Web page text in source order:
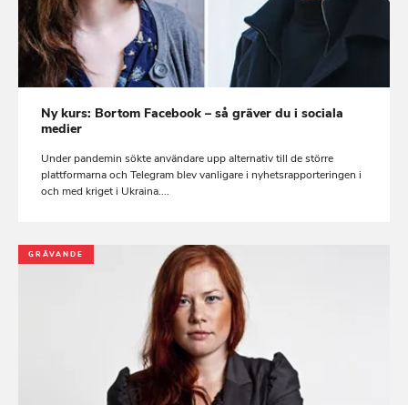
Ny kurs: Bortom Facebook – så gräver du i sociala
medier
Under pandemin sökte användare upp alternativ till de större
plattformarna och Telegram blev vanligare i nyhetsrapporteringen i
och med kriget i Ukraina....
GRÄVANDE